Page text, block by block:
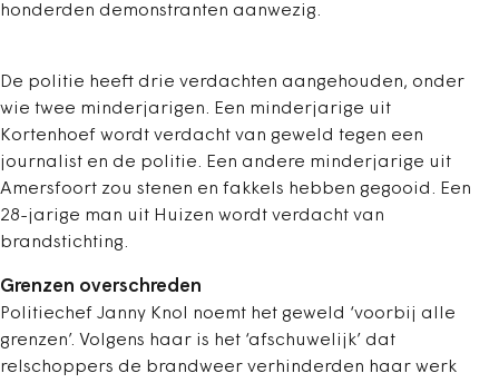
honderden demonstranten aanwezig.
De politie heeft drie verdachten aangehouden, onder
wie twee minderjarigen. Een minderjarige uit
Kortenhoef wordt verdacht van geweld tegen een
journalist en de politie. Een andere minderjarige uit
Amersfoort zou stenen en fakkels hebben gegooid. Een
28-jarige man uit Huizen wordt verdacht van
brandstichting.
Grenzen overschreden
Politiechef Janny Knol noemt het geweld ‘voorbij alle
grenzen’. Volgens haar is het ‘afschuwelijk’ dat
relschoppers de brandweer verhinderden haar werk